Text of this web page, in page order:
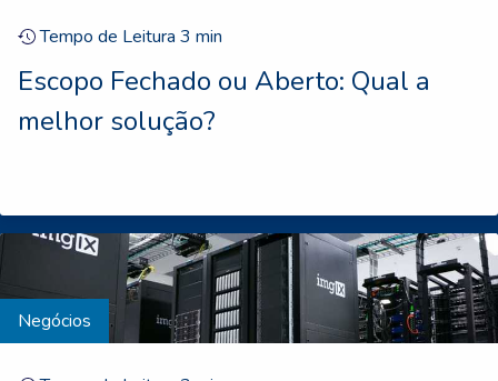
Tempo de Leitura 3 min
Escopo Fechado ou Aberto: Qual a
melhor solução?
Negócios